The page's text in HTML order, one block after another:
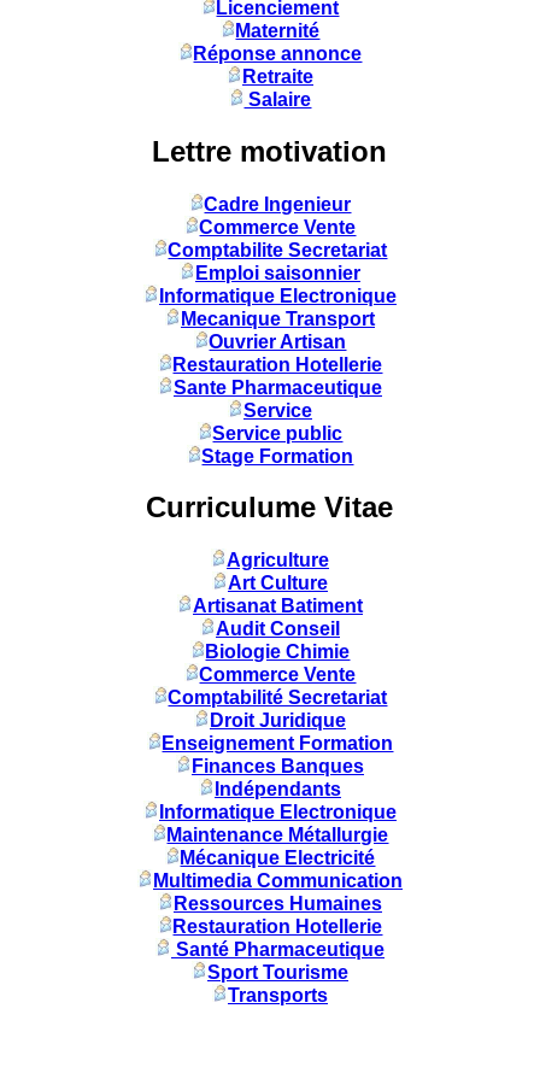
Licenciement
Maternité
Réponse annonce
Retraite
Salaire
Lettre motivation
Cadre Ingenieur
Commerce Vente
Comptabilite Secretariat
Emploi saisonnier
Informatique Electronique
Mecanique Transport
Ouvrier Artisan
Restauration Hotellerie
Sante Pharmaceutique
Service
Service public
Stage Formation
Curriculume Vitae
Agriculture
Art Culture
Artisanat Batiment
Audit Conseil
Biologie Chimie
Commerce Vente
Comptabilité Secretariat
Droit Juridique
Enseignement Formation
Finances Banques
Indépendants
Informatique Electronique
Maintenance Métallurgie
Mécanique Electricité
Multimedia Communication
Ressources Humaines
Restauration Hotellerie
Santé Pharmaceutique
Sport Tourisme
Transports